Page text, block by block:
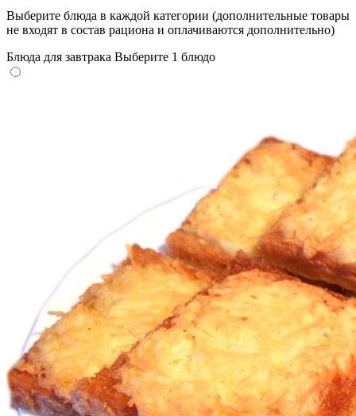
Выберите блюда в каждой категории (дополнительные товары
не входят в состав рациона и оплачиваются дополнительно)
Блюда для завтрака Выберите 1 блюдо